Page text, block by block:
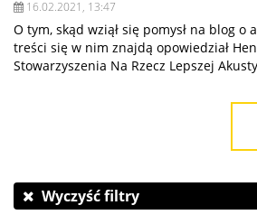
16.02.2021, 13:47
O tym, skąd wziął się pomysł na blog o
treści się w nim znajdą opowiedział
Stowarzyszenia Na Rzecz Lepszej
Wyczyść filtry